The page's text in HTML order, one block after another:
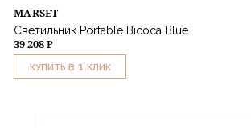
MARSET
Светильник Portable Bicoca Blue
39 208 ₽
КУПИТЬ В 1 КЛИК